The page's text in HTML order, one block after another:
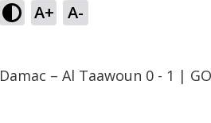
A+ A-
Damac – Al Taawoun 0 - 1 |